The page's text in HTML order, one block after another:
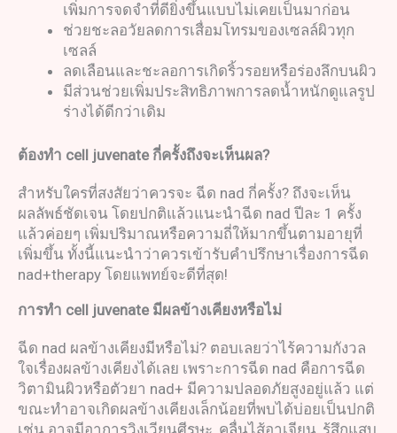
เพิ่มการจดจำที่ดียิ่งขึ้นแบบไม่เคยเป็นมาก่อน
ช่วยชะลอวัยลดการเสื่อมโทรมของเซลล์ผิวทุก
เซลล์
ลดเลือนและชะลอการเกิดริ้วรอยหรือร่องลึกบนผิว
มีส่วนช่วยเพิ่มประสิทธิภาพการลดน้ำหนักดูแลรูป
ร่างได้ดีกว่าเดิม
ต้องทำ cell juvenate กี่ครั้งถึงจะเห็นผล?
สำหรับใครที่สงสัยว่าควรจะ ฉีด nad กี่ครั้ง? ถึงจะเห็น
ผลลัพธ์ชัดเจน โดยปกติแล้วแนะนำฉีด nad ปีละ 1 ครั้ง
แล้วค่อยๆ เพิ่มปริมาณหรือความถี่ให้มากขึ้นตามอายุที่
เพิ่มขึ้น ทั้งนี้แนะนำว่าควรเข้ารับคำปรึกษาเรื่องการฉีด
nad+therapy โดยแพทย์จะดีที่สุด!
การทำ cell juvenate มีผลข้างเคียงหรือไม่
ฉีด nad ผลข้างเคียงมีหรือไม่? ตอบเลยว่าไร้ความกังวล
ใจเรื่องผลข้างเคียงได้เลย เพราะการฉีด nad คือการฉีด
วิตามินผิวหรือตัวยา nad+ มีความปลอดภัยสูงอยู่แล้ว แต่
ขณะทำอาจเกิดผลข้างเคียงเล็กน้อยที่พบได้บ่อยเป็นปกติ
เช่น อาจมีอาการวิงเวียนศีรษะ, คลื่นไส้อาเจียน, รู้สึกแสบ